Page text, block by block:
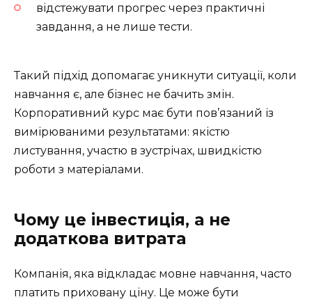
відстежувати прогрес через практичні
завдання, а не лише тести.
Такий підхід допомагає уникнути ситуації, коли
навчання є, але бізнес не бачить змін.
Корпоративний курс має бути пов’язаний із
вимірюваними результатами: якістю
листування, участю в зустрічах, швидкістю
роботи з матеріалами.
Чому це інвестиція, а не
додаткова витрата
Компанія, яка відкладає мовне навчання, часто
платить приховану ціну. Це може бути